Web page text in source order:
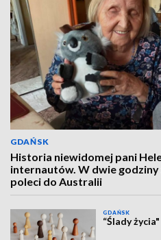
GDAŃSK
Historia niewidomej pani
internautów. W dwie godziny
poleci do Australii
GDAŃSK
“Ślady